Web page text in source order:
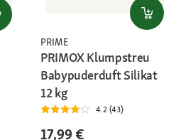
PRIME
PRIMOX Klumpstreu
Babypuderduft Silikat
12 kg
4.2 (43)
17,99 €